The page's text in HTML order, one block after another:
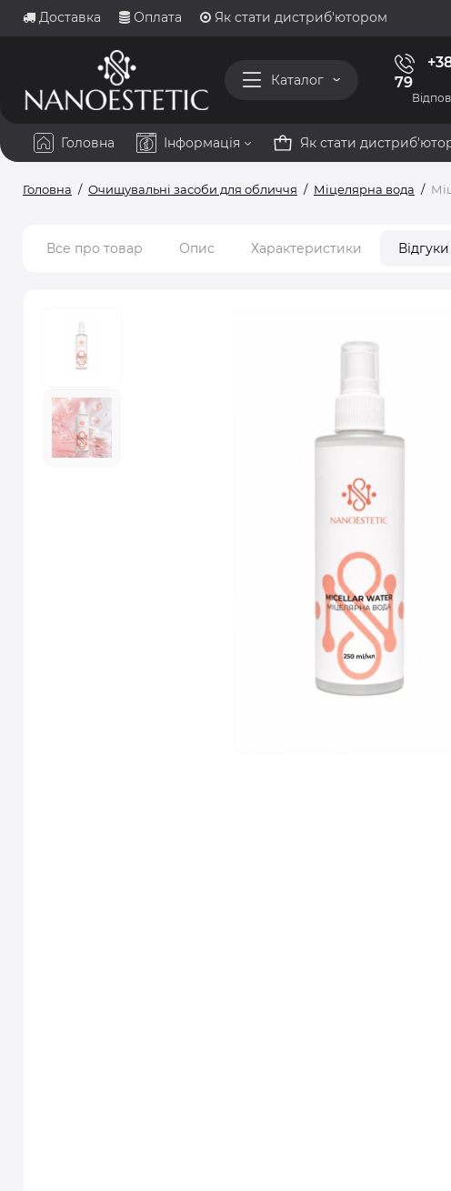
Доставка Оплата Як стати дистриб'ютором
Каталог
79
Головна Інформація Як стати
Головна Очищувальні засоби для обличчя Міцелярна вода
Все про товар Опис Характеристики Відгуки